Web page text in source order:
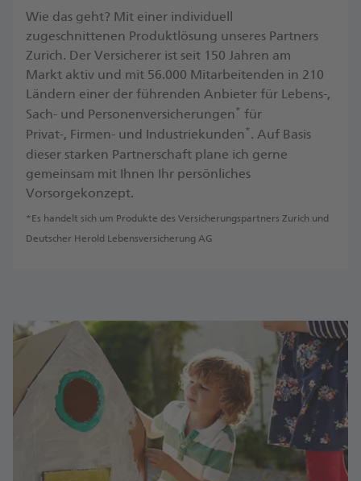
Wie das geht? Mit einer individuell
zugeschnittenen Produktlösung unseres Partners
Zurich. Der Versicherer ist seit 150 Jahren am
Markt aktiv und mit 56.000 Mitarbeitenden in 210
Ländern einer der führenden Anbieter für Lebens-,
Sach- und Personenversicherungen* für
Privat-, Firmen- und Industriekunden*. ​Auf Basis
dieser starken Partnerschaft plane ich gerne
gemeinsam mit Ihnen Ihr persönliches
Vorsorgekonzept.
*Es handelt sich um Produkte des Versicherungspartners Zurich und
Deutscher Herold Lebensversicherung AG